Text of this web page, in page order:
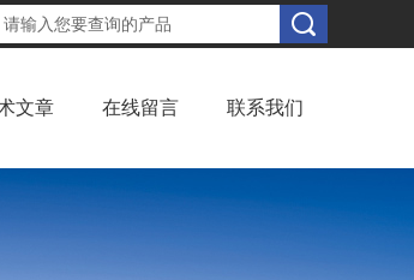
文章 在线留言 联系我们